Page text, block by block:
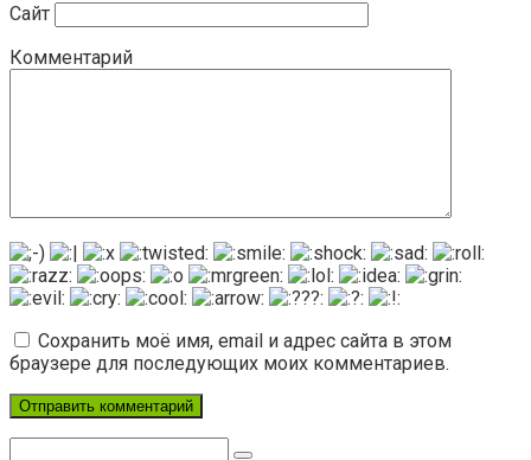
Сайт
Комментарий
Сохранить моё имя, email и адрес сайта в этом
браузере для последующих моих комментариев.